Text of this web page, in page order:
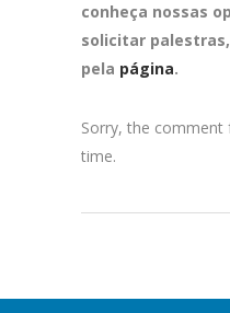
conheça nossas
solicitar
pela página.
Sorry, the
time.